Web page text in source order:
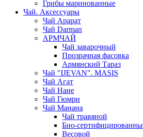
Грибы маринованные
Чай. Аксессуары
Чай Арарат
Чай Darman
АРМЧАЙ
Чай заварочный
Прозрачная фасовка
Армянский Тараз
Чай "IJEVAN". MASIS
Чай Агат
Чай Нане
Чай Гюмри
Чай Манана
Чай травяной
Био-
Весовой